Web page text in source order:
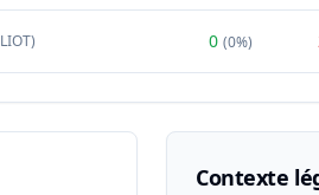
LIOT) 0 (0%)
Contexte